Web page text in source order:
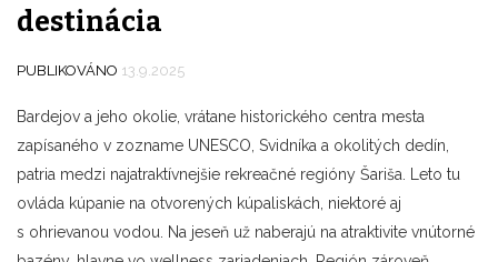
destinácia
PUBLIKOVÁNO 13.9.2025
Bardejov a jeho okolie, vrátane historického centra mesta
zapísaného v zozname UNESCO, Svidníka a okolitých dedín,
patria medzi najatraktívnejšie rekreačné regióny Šariša. Leto tu
ovláda kúpanie na otvorených kúpaliskách, niektoré aj
s ohrievanou vodou. Na jeseň už naberajú na atraktivite vnútorné